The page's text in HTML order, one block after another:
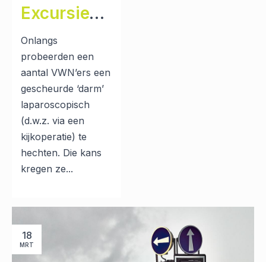
Excursieverslag: Amsterdam Skills Centre
Onlangs
probeerden een
aantal VWN’ers een
gescheurde ‘darm’
laparoscopisch
(d.w.z. via een
kijkoperatie) te
hechten. Die kans
kregen ze...
18
MRT